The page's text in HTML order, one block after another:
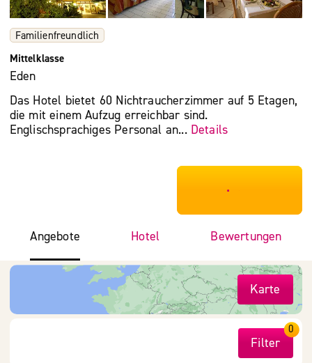
Familienfreundlich
Mittelklasse
Eden
Das Hotel bietet 60 Nichtraucherzimmer auf 5 Etagen,
die mit einem Aufzug erreichbar sind.
Englischsprachiges Personal an... Details
***************
Angebote Hotel Bewertungen
Karte
Filter
0